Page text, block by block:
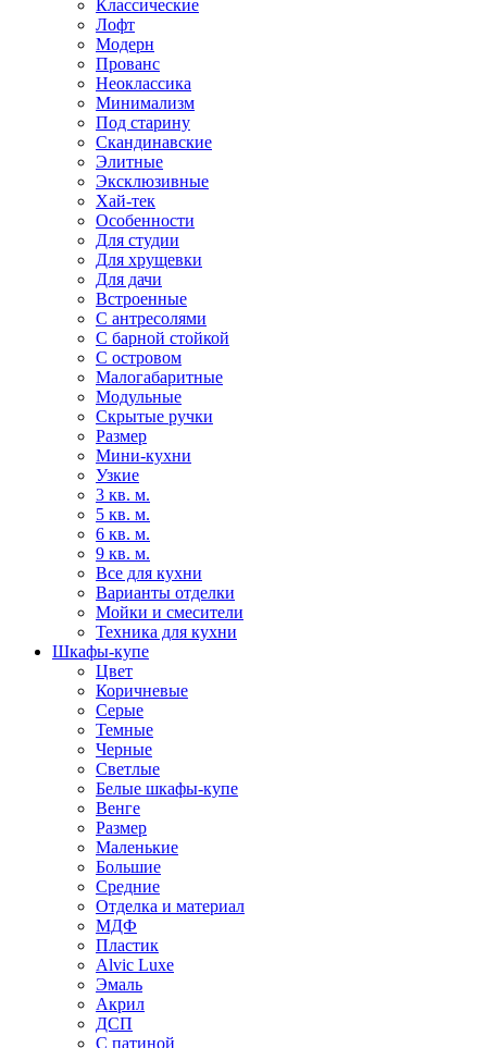
Классические
Лофт
Модерн
Прованс
Неоклассика
Минимализм
Под старину
Скандинавские
Элитные
Эксклюзивные
Хай-тек
Особенности
Для студии
Для хрущевки
Для дачи
Встроенные
С антресолями
С барной стойкой
С островом
Малогабаритные
Модульные
Скрытые ручки
Размер
Мини-кухни
Узкие
3 кв. м.
5 кв. м.
6 кв. м.
9 кв. м.
Все для кухни
Варианты отделки
Мойки и смесители
Техника для кухни
Шкафы-купе
Цвет
Коричневые
Серые
Темные
Черные
Светлые
Белые шкафы-купе
Венге
Размер
Маленькие
Большие
Средние
Отделка и материал
МДФ
Пластик
Alvic Luxe
Эмаль
Акрил
ДСП
С патиной